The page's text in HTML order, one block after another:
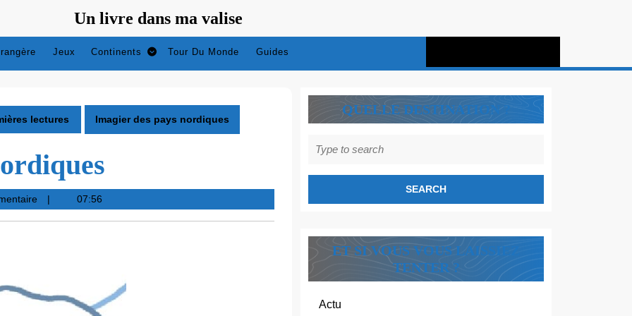
Un livre dans ma valise
Jeux Continents Tour Du Monde Guides
lectures Imagier des pays nordiques
07:56
QUELLE DESTINATION ?
for:
ET SI VOUS VOUS LAISSIEZ
TENTER ?
Actu